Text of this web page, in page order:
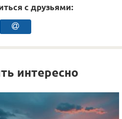
с друзьями:
интересно